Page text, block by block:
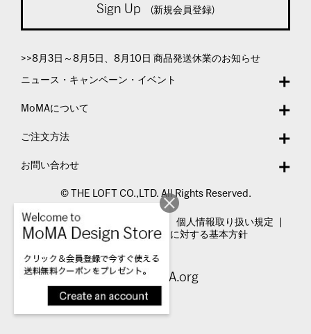
Sign Up (新規会員登録)
>>8月3日～8月5日、8月10日 商品発送休業のお知らせ
ニュース・キャンペーン・イベント
MoMAについて
ご注文方法
お問い合わせ
© THE LOFT CO.,LTD. All Rights Reserved.
特定商取引法表示
個人情報取り扱い規定
カスタマーハラスメントに対する基本方針
Visit MoMA.org